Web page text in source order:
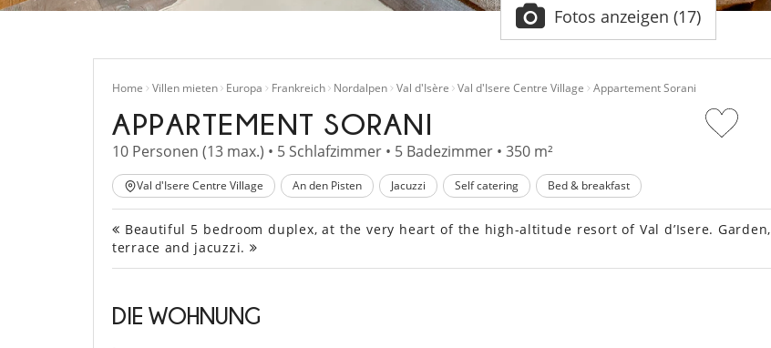
Fotos anzeigen (17)
Home Villen mieten Europa Frankreich Nordalpen Val d'Isère Val d'Isere Centre Village Appartement Sorani
APPARTEMENT SORANI
10 Personen (13 max.) • 5 Schlafzimmer • 5 Badezimmer • 350 m²
Val d'Isere Centre Village An den Pisten Jacuzzi Self catering Bed & breakfast
Beautiful 5 bedroom duplex, at the very heart of the high-altitude resort of Val d’Isere. Garden,
terrace and jacuzzi.
DIE WOHNUNG